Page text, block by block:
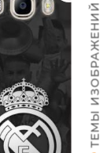
ТЕМЫ ИЗОБРАЖЕНИЙ